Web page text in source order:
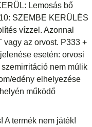
Lemosás bő
SZEMBE KERÜLÉS
vízzel. Azonnal
vagy az orvost. P333 +
esetén: orvosi
nem múlik
edény elhelyezése
működő
A termék nem játék!